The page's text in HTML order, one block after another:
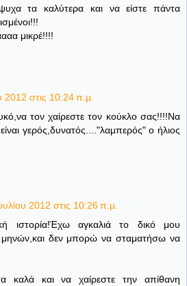
τα καλύτερα και να είστε πάντα
μικρέ!!!!
2012 στις 10:24 π.μ.
τον χαίρεστε τον κούκλο σας!!!!Να
γερός,δυνατός...."λαμπερός" ο ήλιος
2012 στις 10:26 π.μ.
ιστορία!Έχω αγκαλιά το δικό μου
μηνών,και δεν μπορώ να σταματήσω να
καλά και να χαίρεστε την απίθανη